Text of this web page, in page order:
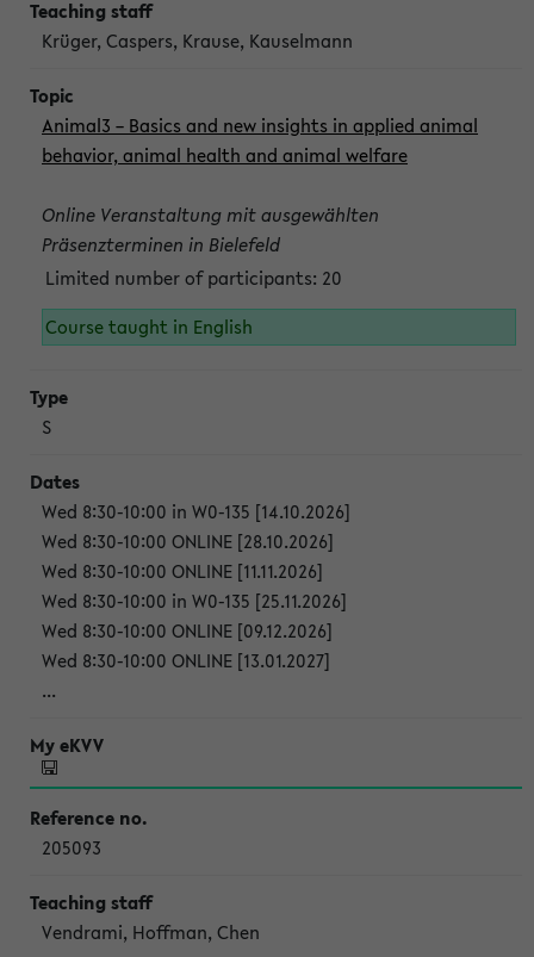
Krüger, Caspers, Krause, Kauselmann
Animal3 – Basics and new insights in applied animal
behavior, animal health and animal welfare
Online Veranstaltung mit ausgewählten
Präsenzterminen in Bielefeld
Limited number of participants: 20
Course taught in English
S
Wed 8:30-10:00 in W0-135 [14.10.2026]
Wed 8:30-10:00 ONLINE [28.10.2026]
Wed 8:30-10:00 ONLINE [11.11.2026]
Wed 8:30-10:00 in W0-135 [25.11.2026]
Wed 8:30-10:00 ONLINE [09.12.2026]
Wed 8:30-10:00 ONLINE [13.01.2027]
...
205093
Vendrami, Hoffman, Chen